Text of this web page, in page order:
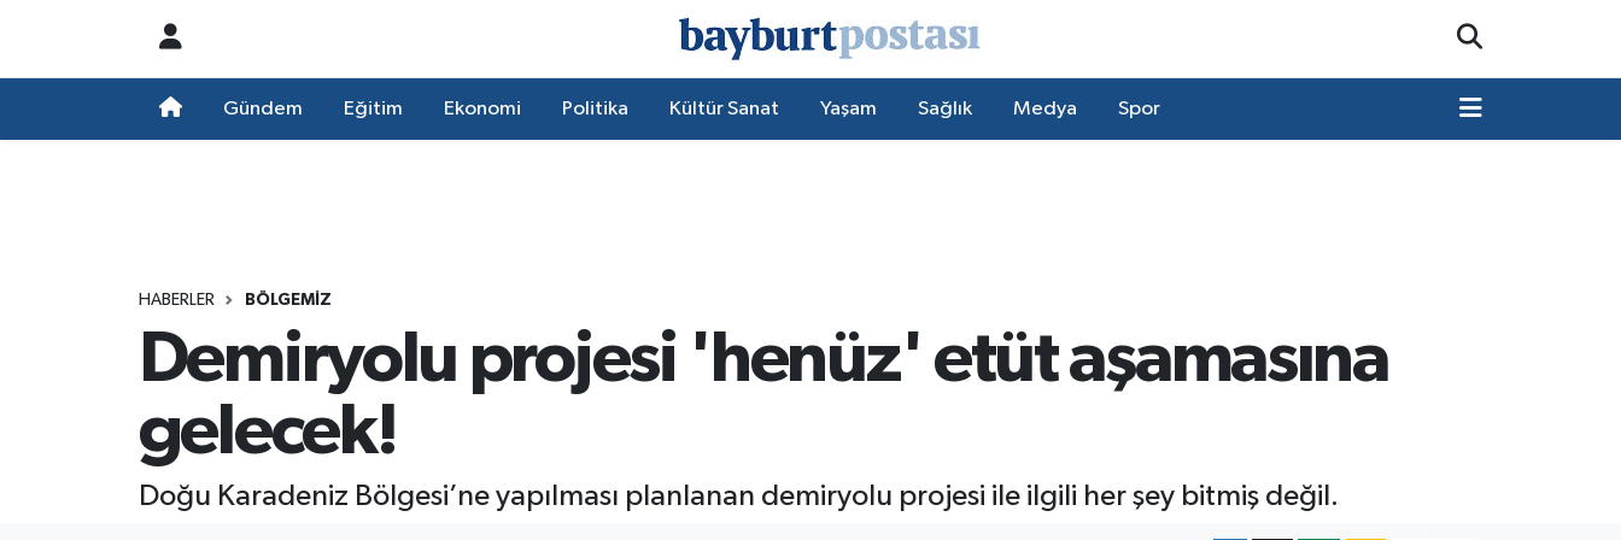
Gündem Eğitim Ekonomi Politika Kültür Sanat Yaşam Sağlık Medya Spor
HABERLER BÖLGEMIZ
Demiryolu projesi 'henüz' etüt aşamasına
gelecek!
Doğu Karadeniz Bölgesi’ne yapılması planlanan demiryolu projesi ile ilgili her şey bitmiş değil.
Süper Lig Puan Durumu ve Fikstür
Son Dakika Haberleri